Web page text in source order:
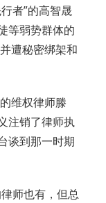
者”的高智晟
等弱势群体的
遭秘密绑架和
维权律师滕
注销了律师执
谈到那一时期
师也有，但总